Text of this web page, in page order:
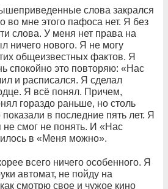
слова закрался
во мне этого пафоса нет. Я без
слова. У меня нет права на
ничего нового. Я не могу
общеизвестных фактов. Я
спокойно это повторяю: «Нас
и расписался. Я сделал
Я всё понял. Причем,
гораздо раньше, но столь
показали в последние пять лет. Я
не смог не понять. И «Нас
в «Меня можно».
всего ничего особенного. Я
автомат, не пойду на
смотрю свое и чужое кино